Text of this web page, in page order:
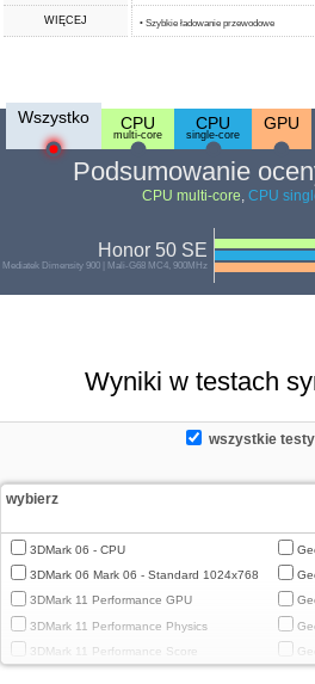
WIĘCEJ • Szybkie ładowanie przewodowe
Wszystko CPU
multi-core
CPU
single-core
GPU
Podsumowanie
CPU multi-core, CPU
Honor 50 SE
Mediatek Dimensity 900 | Mali-G68 MC4, 900MHz
Wyniki w testach
wszystkie testy
wybierz
3DMark 06 - CPU
3DMark 06 Mark 06 - Standard 1024x768
3DMark 11 Performance GPU
3DMark 11 Performance Physics
3DMark 11 Performance Score